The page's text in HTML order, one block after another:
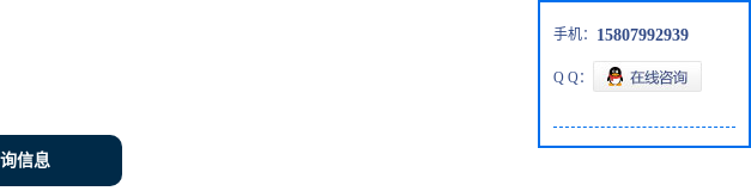
信息
手机： 15807992939
Q Q：